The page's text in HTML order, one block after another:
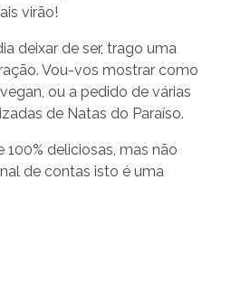
virão!
deixar de ser, trago uma
Vou-vos mostrar como
ou a pedido de várias
de Natas do Paraíso.
100% deliciosas, mas não
de contas isto é uma